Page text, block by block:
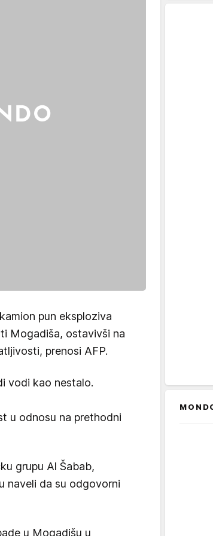
pun eksploziva
Mogadiša, ostavivši na
prenosi AFP.
vodi kao nestalo.
u odnosu na prethodni
grupu Al Šabab,
naveli da su odgovorni
u Mogadišu u